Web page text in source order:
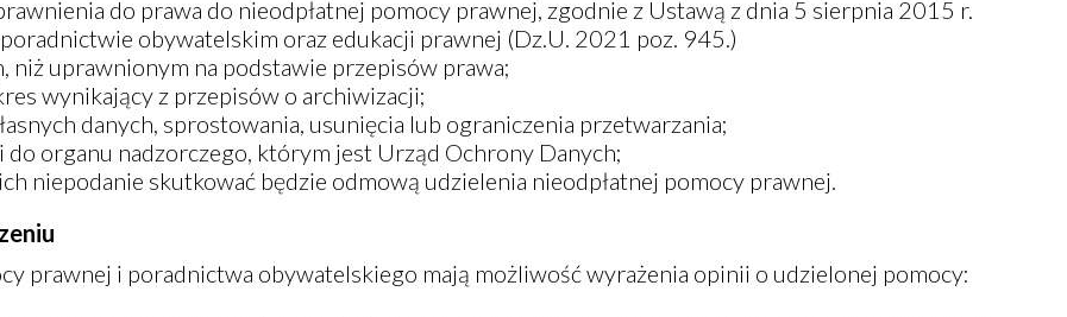
do prawa do nieodpłatnej pomocy prawnej, zgodnie z Ustawą z dnia 5 sierpnia 2015 r.
obywatelskim oraz edukacji prawnej (Dz.U. 2021 poz. 945.)
uprawnionym na podstawie przepisów prawa;
wynikający z przepisów o archiwizacji;
danych, sprostowania, usunięcia lub ograniczenia przetwarzania;
organu nadzorczego, którym jest Urząd Ochrony Danych;
niepodanie skutkować będzie odmową udzielenia nieodpłatnej pomocy prawnej.
prawnej i poradnictwa obywatelskiego mają możliwość wyrażenia opinii o udzielonej pomocy: